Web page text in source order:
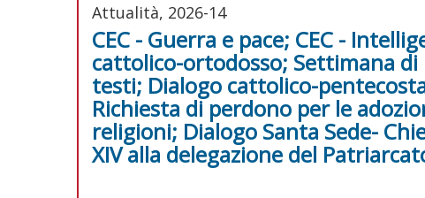
Attualità, 2026-14
CEC - Guerra e pace; CEC -
cattolico-ortodosso; Settimana
testi; Dialogo cattolico-
Richiesta di perdono per le
religioni; Dialogo Santa Sede-
XIV alla delegazione del